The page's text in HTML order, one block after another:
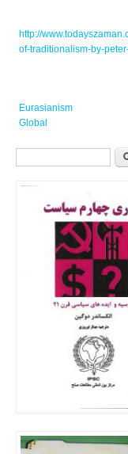
http://
of-traditionalism-by-
Eurasianism
Global